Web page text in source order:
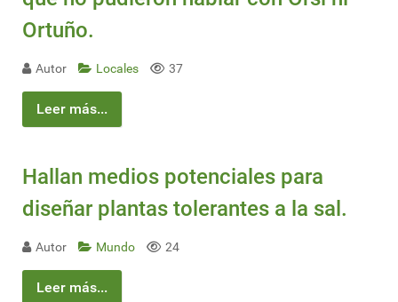
Ortuño.
Autor Locales 37
Leer más...
Hallan medios potenciales para
diseñar plantas tolerantes a la sal.
Autor Mundo 24
Leer más...